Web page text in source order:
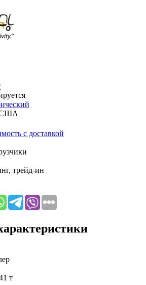
с доставкой
трейд-ин
т